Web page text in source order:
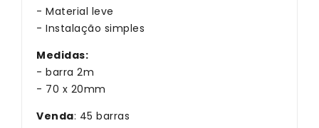
- Material leve
- Instalação simples
Medidas:
- barra 2m
- 70 x 20mm
Venda: 45 barras